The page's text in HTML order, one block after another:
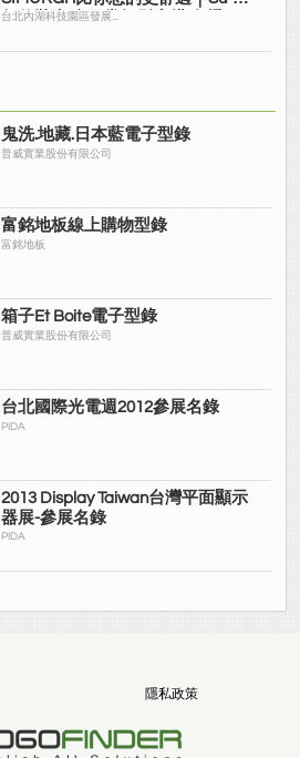
舒仕裝 都會日常輕鬆穿搭 免燙可
台北內湖科技園區發展...
鬼洗.地藏.日本藍電子型錄
普威實業股份有限公司
富銘地板線上購物型錄
富銘地板
箱子Et Boite電子型錄
普威實業股份有限公司
台北國際光電週2012參展名錄
PIDA
2013 Display Taiwan台灣平面顯示
器展-參展名錄
PIDA
隱私政策